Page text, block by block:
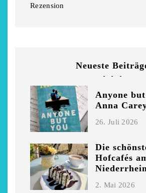
Rezension
Neueste
Anyone
Anna
26. Juli 2026
Die
Hofcafés
2. Mai 2026